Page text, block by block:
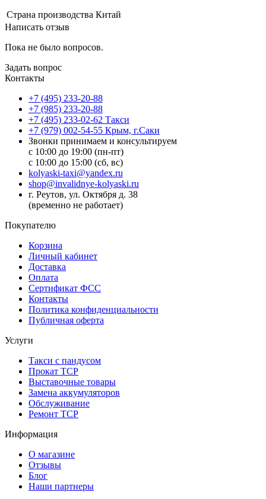
Страна производства Китай
Написать отзыв
Пока не было вопросов.
Задать вопрос
Контакты
+7 (495) 233-20-88
+7 (985) 233-20-88
+7 (495) 233-02-62 Такси
+7 (979) 002-54-55 Крым, г.Саки
Звонки принимаем и консультируем
с 10:00 до 19:00 (пн-пт)
с 10:00 до 15:00 (сб, вс)
kolyaski-taxi@yandex.ru
shop@invalidnye-kolyaski.ru
г. Реутов, ул. Октября д. 38
(временно не работает)
Покупателю
Корзина
Личный кабинет
Доставка
Оплата
Сертификат ФСС
Контакты
Политика конфиденциальности
Публичная оферта
Услуги
Такси с пандусом
Прокат ТСР
Выставочные товары
Замена аккумуляторов
Обслуживание
Ремонт ТСР
Информация
О магазине
Отзывы
Блог
Наши партнеры